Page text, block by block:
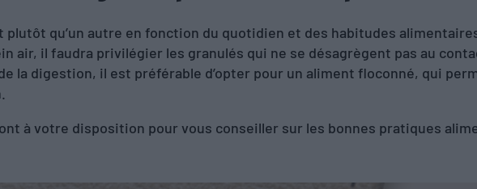
qu’un autre en fonction du quotidien et des habitudes
air, il faudra privilégier les granulés qui ne se désagrègent pas au
la digestion, il est préférable d’opter pour un aliment floconné, qui
à votre disposition pour vous conseiller sur les bonnes pratiques